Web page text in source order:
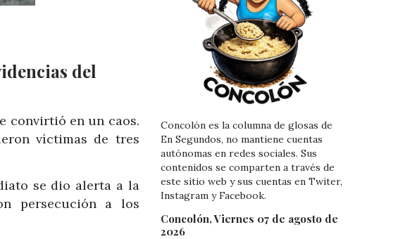
del
convirtió en un caos.
víctimas de tres
se dio alerta a la
persecución a los
Concolón es la columna de glosas de
En Segundos, no mantiene cuentas
autónomas en redes sociales. Sus
contenidos se comparten a través de
este sitio web y sus cuentas en Twiter,
Instagram y Facebook.
Concolón, Viernes 07 de agosto de
2026